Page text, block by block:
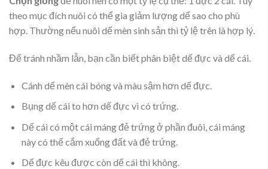
theo mục đích nuôi có thể gia giảm lượng dế sao cho phù
hợp. Thường nếu nuôi dế mèn sinh sản thì tỷ lệ trên là hợp lý.
Để tránh nhầm lẫn, bạn cần biết phân biệt dế đực và dế cái.
Cánh dế mèn cái bóng và màu sậm hơn dế đực.
Bụng dế cái to hơn dế đực vì có trứng.
Dế cái có một cái máng đẻ trứng ở phần đuôi, cái máng
này có thể cắm xuống đất và đẻ trứng.
Dế đực kêu được còn dế cái thì không.